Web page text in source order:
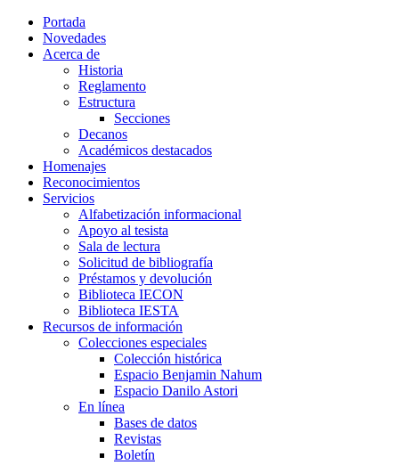
Portada
Novedades
Acerca de
Historia
Reglamento
Estructura
Secciones
Decanos
Académicos destacados
Homenajes
Reconocimientos
Servicios
Alfabetización informacional
Apoyo al tesista
Sala de lectura
Solicitud de bibliografía
Préstamos y devolución
Biblioteca IECON
Biblioteca IESTA
Recursos de información
Colecciones especiales
Colección histórica
Espacio Benjamin Nahum
Espacio Danilo Astori
En línea
Bases de datos
Revistas
Boletín